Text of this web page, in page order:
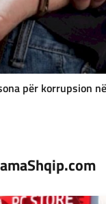
për korrupsion